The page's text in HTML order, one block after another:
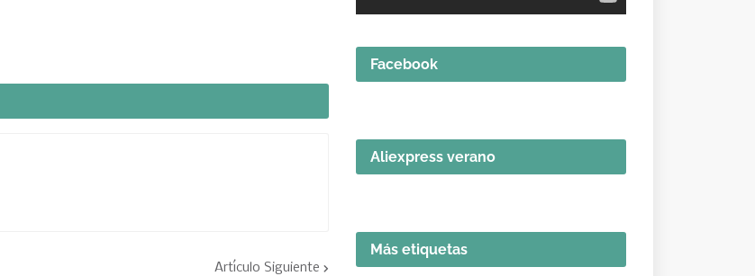
Artículo Siguiente
Facebook
Aliexpress verano
Más etiquetas